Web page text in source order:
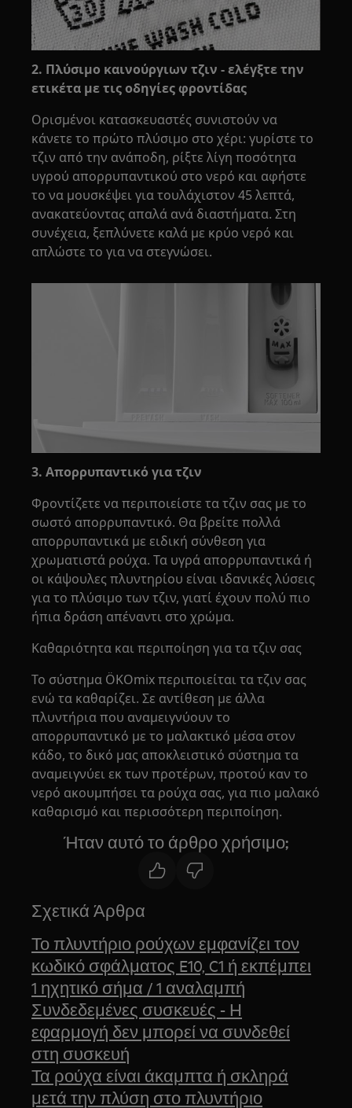
2. Πλύσιμο καινούργιων τζιν - ελέγξτε την
ετικέτα με τις οδηγίες φροντίδας
Ορισμένοι κατασκευαστές συνιστούν να
κάνετε το πρώτο πλύσιμο στο χέρι: γυρίστε το
τζιν από την ανάποδη, ρίξτε λίγη ποσότητα
υγρού απορρυπαντικού στο νερό και αφήστε
το να μουσκέψει για τουλάχιστον 45 λεπτά,
ανακατεύοντας απαλά ανά διαστήματα. Στη
συνέχεια, ξεπλύνετε καλά με κρύο νερό και
απλώστε το για να στεγνώσει.
3. Απορρυπαντικό για τζιν
Φροντίζετε να περιποιείστε τα τζιν σας με το
σωστό απορρυπαντικό. Θα βρείτε πολλά
απορρυπαντικά με ειδική σύνθεση για
χρωματιστά ρούχα. Τα υγρά απορρυπαντικά ή
οι κάψουλες πλυντηρίου είναι ιδανικές λύσεις
για το πλύσιμο των τζιν, γιατί έχουν πολύ πιο
ήπια δράση απέναντι στο χρώμα.
Καθαριότητα και περιποίηση για τα τζιν σας
Το σύστημα ÖKOmix περιποιείται τα τζιν σας
ενώ τα καθαρίζει. Σε αντίθεση με άλλα
πλυντήρια που αναμειγνύουν το
απορρυπαντικό με το μαλακτικό μέσα στον
κάδο, το δικό μας αποκλειστικό σύστημα τα
αναμειγνύει εκ των προτέρων, προτού καν το
νερό ακουμπήσει τα ρούχα σας, για πιο μαλακό
καθαρισμό και περισσότερη περιποίηση.
Ήταν αυτό το άρθρο χρήσιμο;
Σχετικά Άρθρα
Το πλυντήριο ρούχων εμφανίζει τον
κωδικό σφάλματος E10, C1 ή εκπέμπει
1 ηχητικό σήμα / 1 αναλαμπή
Συνδεδεμένες συσκευές - Η
εφαρμογή δεν μπορεί να συνδεθεί
στη συσκευή
Τα ρούχα είναι άκαμπτα ή σκληρά
μετά την πλύση στο πλυντήριο